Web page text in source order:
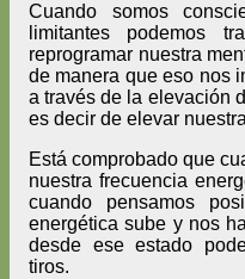
Cuando somos
limitantes podemos
reprogramar nuestra
de manera que eso nos
a través de la elevación
es decir de elevar
Está comprobado que
nuestra frecuencia
cuando pensamos
energética sube y nos
desde ese estado
tiros.